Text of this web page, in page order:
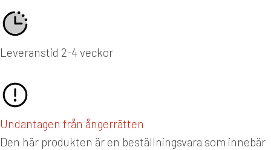
Leveranstid 2-4 veckor
Undantagen från ångerrätten
Den här produkten är en beställningsvara som innebär